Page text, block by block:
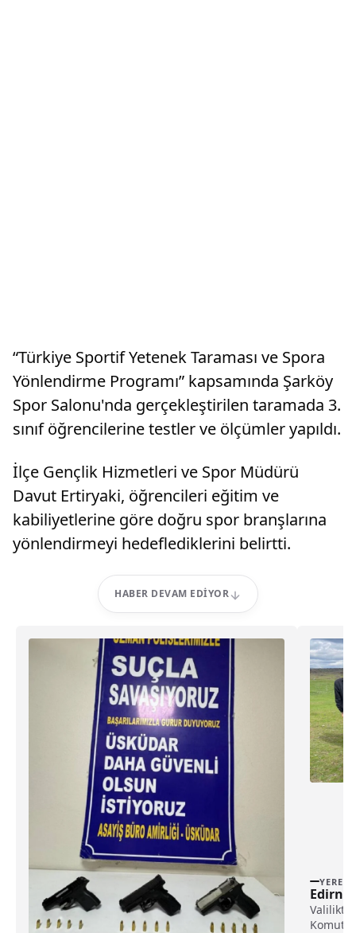
“Türkiye Sportif Yetenek Taraması ve Spora
Yönlendirme Programı” kapsamında Şarköy
Spor Salonu'nda gerçekleştirilen taramada 3.
sınıf öğrencilerine testler ve ölçümler yapıldı.
İlçe Gençlik Hizmetleri ve Spor Müdürü
Davut Ertiryaki, öğrencileri eğitim ve
kabiliyetlerine göre doğru spor branşlarına
yönlendirmeyi hedeflediklerini belirtti.
HABER DEVAM EDIYOR
YEREL